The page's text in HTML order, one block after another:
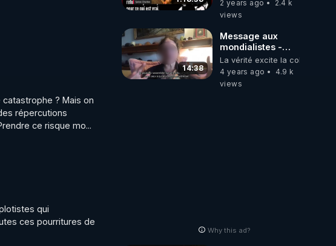
? Mais on
répercutions
ce risque mo...
qui
ces pourritures de
INTÉGRALE DE
2 years ago
2.4 k
views
14:38
Message aux
mondialistes -
Laura Eisenhower
La vérité excite la colère
4 years ago
4.9 k
views
Why this ad?